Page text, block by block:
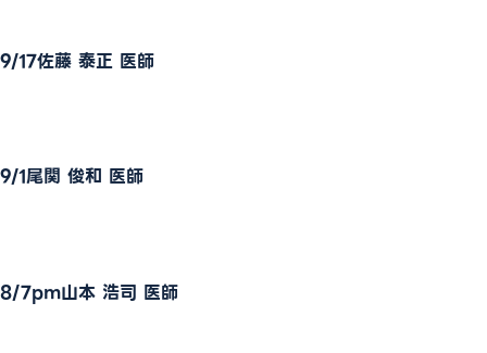
アクセス・院内MAP
採用情報
9/17佐藤 泰正 医師
9/1尾関 俊和 医師
8/7pm山本 浩司 医師